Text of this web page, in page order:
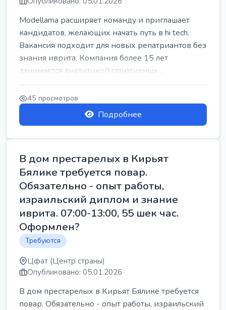
Modellama расширяет команду и приглашает
кандидатов, желающих начать путь в hi tech.
Вакансия подходит для новых репатриантов без
знания иврита. Компания более 15 лет
занимается аналитикой спортивных ...
45 просмотров
Подробнее
В дом престарелых в Кирьят
Бялике требуется повар.
Обязательно - опыт работы,
израильский диплом и знание
иврита. 07:00-13:00, 55 шек час.
Оформлен?
Требуются
Цфат (Центр страны)
Опубликовано: 05.01.2026
В дом престарелых в Кирьят Бялике требуется
повар. Обязательно - опыт работы, израильский